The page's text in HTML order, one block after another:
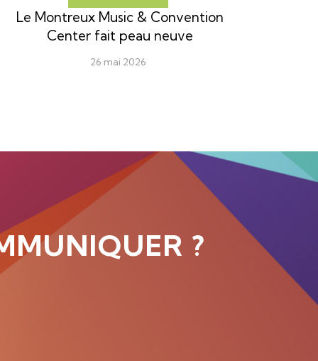
Le Montreux Music & Convention
Center fait peau neuve
26 mai 2026
?